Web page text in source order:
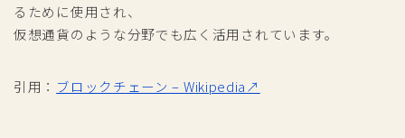
るために使用され、
仮想通貨のような分野でも広く活用されています。
引用： ブロックチェーン – Wikipedia↗